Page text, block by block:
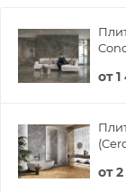
от1
от2